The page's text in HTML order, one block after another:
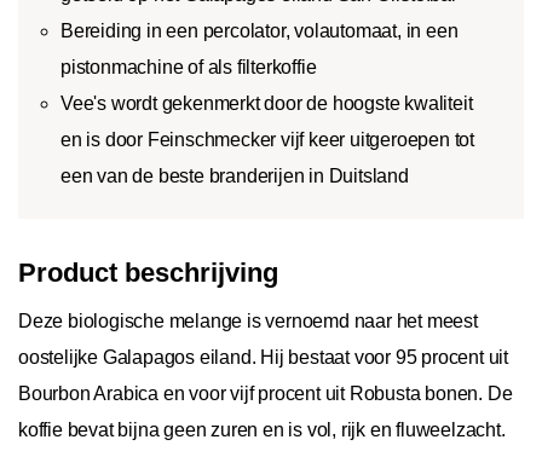
Bereiding in een percolator, volautomaat, in een
pistonmachine of als filterkoffie
Vee's wordt gekenmerkt door de hoogste kwaliteit
en is door Feinschmecker vijf keer uitgeroepen tot
een van de beste branderijen in Duitsland
Product beschrijving
Deze biologische melange is vernoemd naar het meest
oostelijke Galapagos eiland. Hij bestaat voor 95 procent uit
Bourbon Arabica en voor vijf procent uit Robusta bonen. De
koffie bevat bijna geen zuren en is vol, rijk en fluweelzacht.